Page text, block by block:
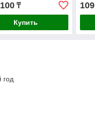
₸
Купить
год